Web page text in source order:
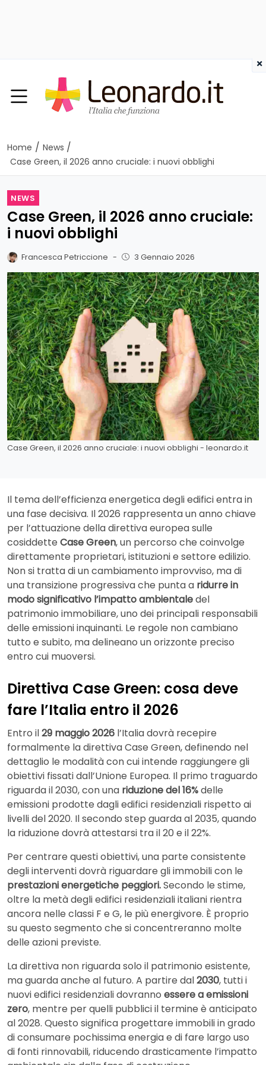
Home / News /
Case Green, il 2026 anno cruciale: i nuovi obblighi
NEWS
Case Green, il 2026 anno cruciale:
i nuovi obblighi
Francesca Petriccione - 3 Gennaio 2026
Case Green, il 2026 anno cruciale: i nuovi obblighi - leonardo.it
Il tema dell’efficienza energetica degli edifici entra in
una fase decisiva. Il 2026 rappresenta un anno chiave
per l’attuazione della direttiva europea sulle
cosiddette Case Green, un percorso che coinvolge
direttamente proprietari, istituzioni e settore edilizio.
Non si tratta di un cambiamento improvviso, ma di
una transizione progressiva che punta a ridurre in
modo significativo l’impatto ambientaledel
patrimonio immobiliare, uno dei principali responsabili
delle emissioni inquinanti. Le regole non cambiano
tutto e subito, ma delineano un orizzonte preciso
entro cui muoversi.
Direttiva Case Green: cosa deve
fare l’Italia entro il 2026
Entro il29 maggio 2026 l’Italia dovrà recepire
formalmente la direttiva Case Green, definendo nel
dettaglio le modalità con cui intende raggiungere gli
obiettivi fissati dall’Unione Europea. Il primo traguardo
riguarda il 2030, con una riduzione del 16%delle
emissioni prodotte dagli edifici residenziali rispetto ai
livelli del 2020. Il secondo step guarda al 2035, quando
la riduzione dovrà attestarsi tra il 20 e il 22%.
Per centrare questi obiettivi, una parte consistente
degli interventi dovrà riguardare gli immobili con le
prestazioni energetiche peggiori.Secondo le stime,
oltre la metà degli edifici residenziali italiani rientra
ancora nelle classi F e G, le più energivore. È proprio
su questo segmento che si concentreranno molte
delle azioni previste.
La direttiva non riguarda solo il patrimonio esistente,
ma guarda anche al futuro. A partire dal2030, tutti i
nuovi edifici residenziali dovranno essere a emissioni
zero, mentre per quelli pubblici il termine è anticipato
al 2028. Questo significa progettare immobili in grado
di consumare pochissima energia e di fare largo uso
di fonti rinnovabili, riducendo drasticamente l’impatto
×